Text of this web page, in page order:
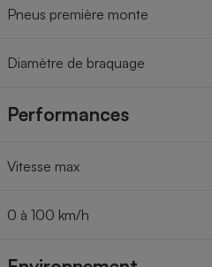
Pneus première monte
Diamètre de braquage
Performances
Vitesse max
0 à 100 km/h